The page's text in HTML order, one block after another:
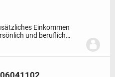
Einkommen
und beruflich